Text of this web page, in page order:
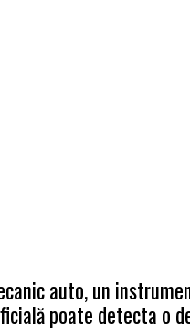
auto, un
poate detecta o